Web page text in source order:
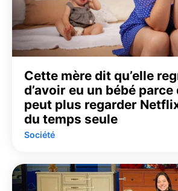
Cette mère dit qu’elle
d’avoir eu un bébé parce
peut plus regarder
du temps seule
Société